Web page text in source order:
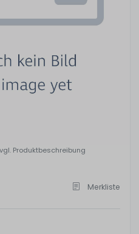
Produktbeschreibung
Merkliste